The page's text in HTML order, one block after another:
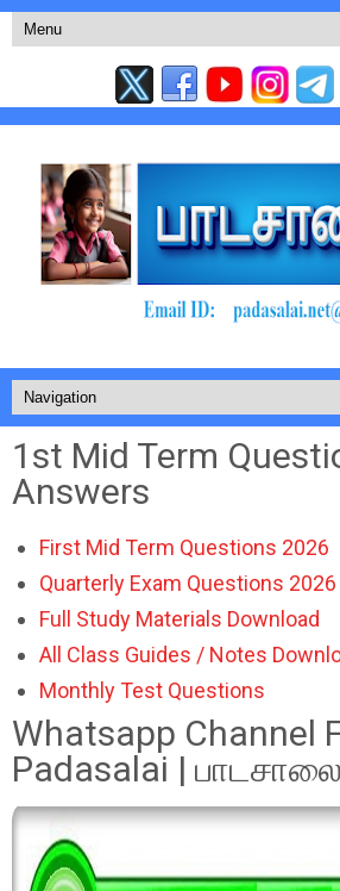
1st Mid Term
Answers
First Mid Term Questions 2026
Quarterly Exam Questions 2026
Full Study Materials Download
All Class Guides / Notes
Monthly Test Questions
Whatsapp Channel
Padasalai |